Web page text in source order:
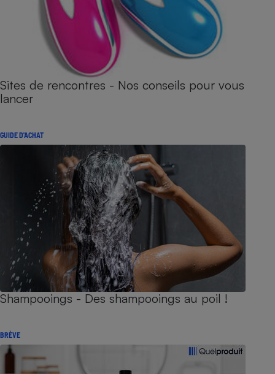
Sites de rencontres - Nos conseils pour vous
lancer
GUIDE D'ACHAT
Shampooings - Des shampooings au poil !
BRÈVE